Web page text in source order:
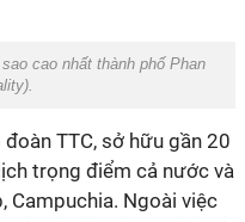
cao nhất thành phố Phan
).
TTC, sở hữu gần 20
trọng điểm cả nước và
Campuchia. Ngoài việc